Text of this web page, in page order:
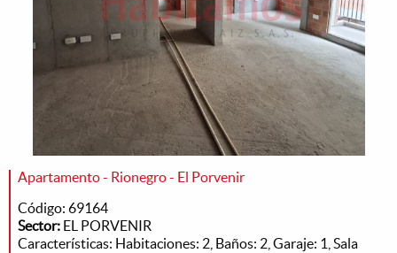
Apartamento - Rionegro - El Porvenir
Código: 69164
Sector: EL PORVENIR
Características: Habitaciones: 2, Baños: 2, Garaje: 1, Sala